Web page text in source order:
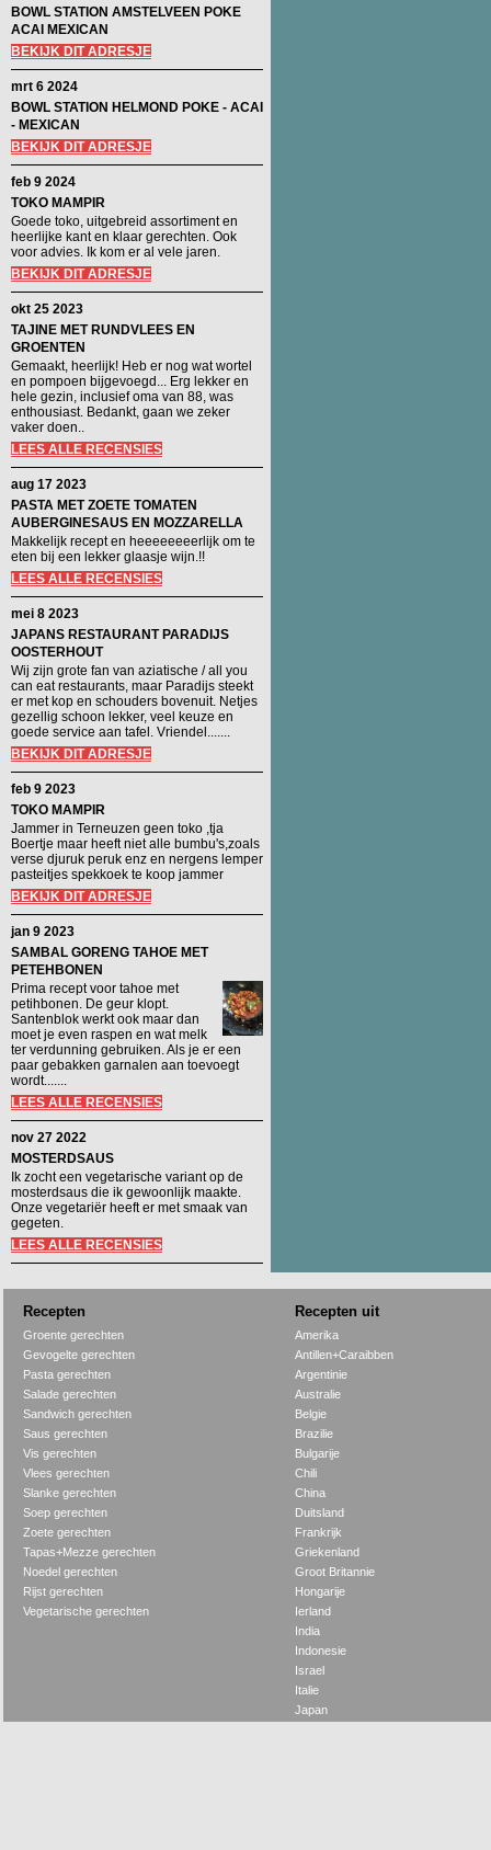
BOWL STATION AMSTELVEEN POKE
ACAI MEXICAN
BEKIJK DIT ADRESJE
mrt 6 2024
BOWL STATION HELMOND POKE - ACAI
- MEXICAN
BEKIJK DIT ADRESJE
feb 9 2024
TOKO MAMPIR
Goede toko, uitgebreid assortiment en
heerlijke kant en klaar gerechten. Ook
voor advies. Ik kom er al vele jaren.
BEKIJK DIT ADRESJE
okt 25 2023
TAJINE MET RUNDVLEES EN
GROENTEN
Gemaakt, heerlijk! Heb er nog wat wortel
en pompoen bijgevoegd... Erg lekker en
hele gezin, inclusief oma van 88, was
enthousiast. Bedankt, gaan we zeker
vaker doen..
LEES ALLE RECENSIES
aug 17 2023
PASTA MET ZOETE TOMATEN
AUBERGINESAUS EN MOZZARELLA
Makkelijk recept en heeeeeeeerlijk om te
eten bij een lekker glaasje wijn.!!
LEES ALLE RECENSIES
mei 8 2023
JAPANS RESTAURANT PARADIJS
OOSTERHOUT
Wij zijn grote fan van aziatische / all you
can eat restaurants, maar Paradijs steekt
er met kop en schouders bovenuit. Netjes
gezellig schoon lekker, veel keuze en
goede service aan tafel. Vriendel.......
BEKIJK DIT ADRESJE
feb 9 2023
TOKO MAMPIR
Jammer in Terneuzen geen toko ,tja
Boertje maar heeft niet alle bumbu's,zoals
verse djuruk peruk enz en nergens lemper
pasteitjes spekkoek te koop jammer
BEKIJK DIT ADRESJE
jan 9 2023
SAMBAL GORENG TAHOE MET
PETEHBONEN
Prima recept voor tahoe met
petihbonen. De geur klopt.
Santenblok werkt ook maar dan
moet je even raspen en wat melk
ter verdunning gebruiken. Als je er een
paar gebakken garnalen aan toevoegt
wordt.......
LEES ALLE RECENSIES
nov 27 2022
MOSTERDSAUS
Ik zocht een vegetarische variant op de
mosterdsaus die ik gewoonlijk maakte.
Onze vegetariër heeft er met smaak van
gegeten.
LEES ALLE RECENSIES
Recepten Recepten uit
Groente gerechten
Gevogelte gerechten
Pasta gerechten
Salade gerechten
Sandwich gerechten
Saus gerechten
Vis gerechten
Vlees gerechten
Slanke gerechten
Soep gerechten
Zoete gerechten
Tapas+Mezze gerechten
Noedel gerechten
Rijst gerechten
Vegetarische gerechten
Amerika
Antillen+Caraibben
Argentinie
Australie
Belgie
Brazilie
Bulgarije
Chili
China
Duitsland
Frankrijk
Griekenland
Groot Britannie
Hongarije
Ierland
India
Indonesie
Israel
Italie
Japan